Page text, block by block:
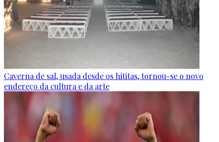
Caverna de sal, usada desde os hititas, tornou-se o novo
endereço da cultura e da arte